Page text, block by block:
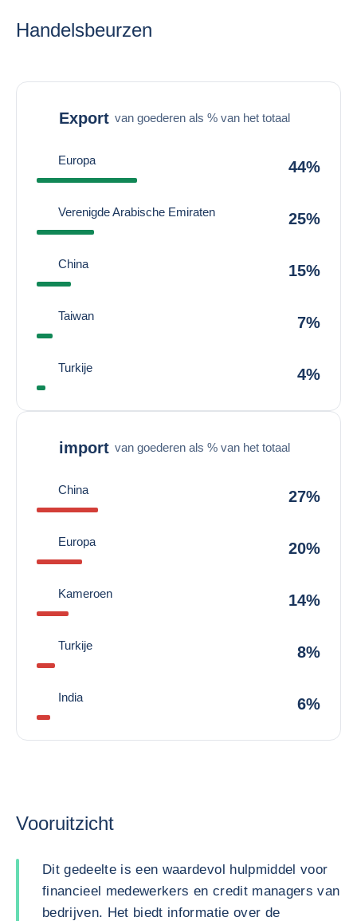
Handelsbeurzen
Export van goederen als % van het totaal
Europa 44%
Verenigde Arabische Emiraten 25%
China 15%
Taiwan 7%
Turkije 4%
import van goederen als % van het totaal
China 27%
Europa 20%
Kameroen 14%
Turkije 8%
India 6%
Vooruitzicht
Dit gedeelte is een waardevol hulpmiddel voor
financieel medewerkers en credit managers van
bedrijven. Het biedt informatie over de